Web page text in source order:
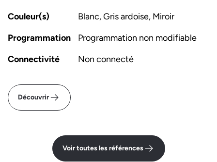
Couleur(s) Blanc, Gris ardoise, Miroir
Programmation Programmation non modifiable
Connectivité Non connecté
Découvrir
Voir toutes les références